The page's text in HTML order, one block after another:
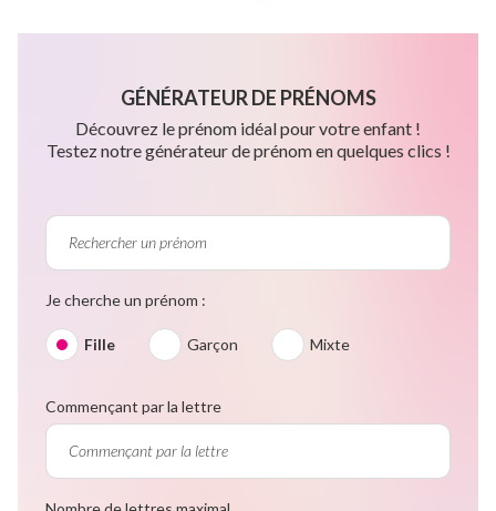
GÉNÉRATEUR DE PRÉNOMS
Découvrez le prénom idéal pour votre enfant !
Testez notre générateur de prénom en quelques clics !
Je cherche un prénom :
Fille Garçon Mixte
Commençant par la lettre